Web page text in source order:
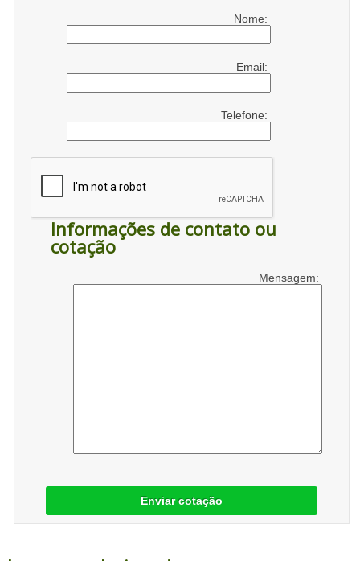
Nome:
Email:
Telefone:
Informações de contato ou
cotação
Mensagem:
Enviar cotação